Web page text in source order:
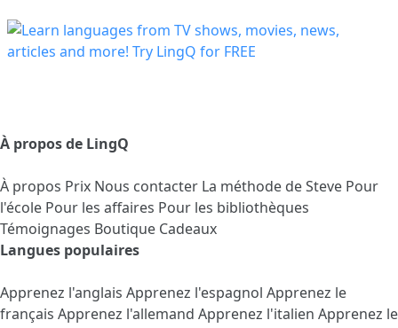
À propos de LingQ
À propos Prix Nous contacter La méthode de Steve Pour
l'école Pour les affaires Pour les bibliothèques
Témoignages Boutique Cadeaux
Langues populaires
Apprenez l'anglais Apprenez l'espagnol Apprenez le
français Apprenez l'allemand Apprenez l'italien Apprenez le